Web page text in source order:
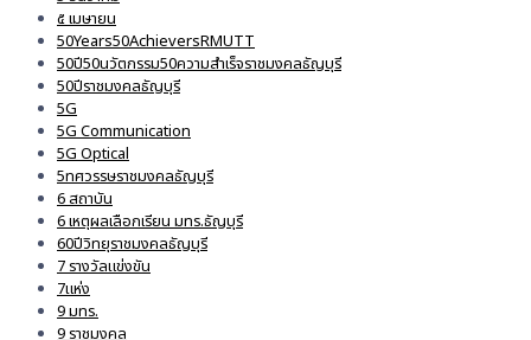
๕ เมษายน
50Years50AchieversRMUTT
50ปี50นวัตกรรม50ความสำเร็จราชมงคลธัญบุรี
50ปีราชมงคลธัญบุรี
5G
5G Communication
5G Optical
5ทศวรรษราชมงคลธัญบุรี
6 สถาบัน
6 เหตุผลเลือกเรียน มทร.ธัญบุรี
60ปีวิทยุราชมงคลธัญบุรี
7 รางวัลแข่งขัน
7แห่ง
9 มทร.
9 ราชมงคล